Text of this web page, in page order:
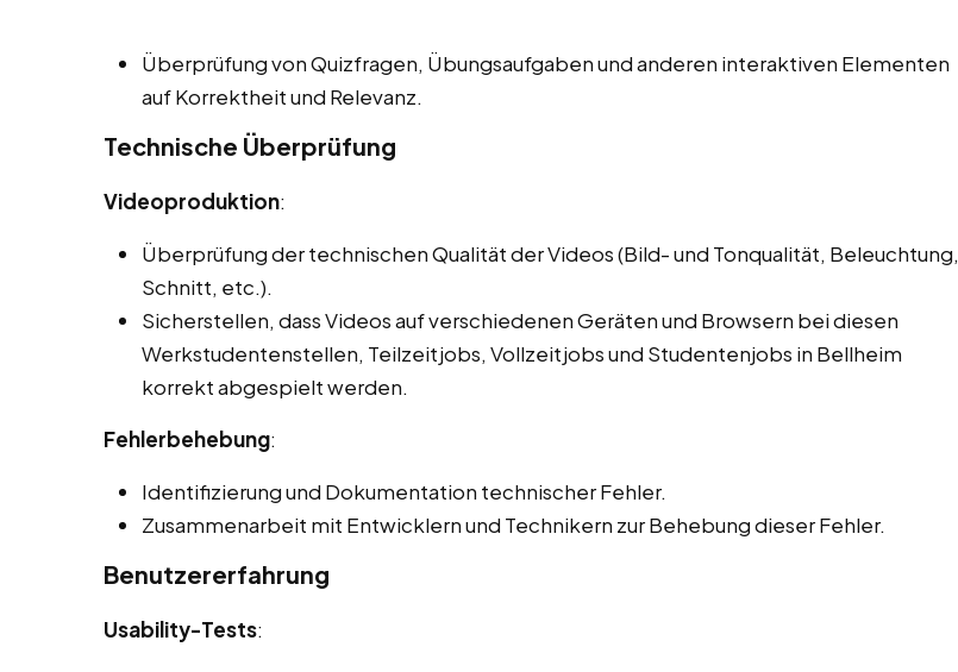
Überprüfung von Quizfragen, Übungsaufgaben und anderen interaktiven Elementen
auf Korrektheit und Relevanz.
Technische Überprüfung
Videoproduktion:
Überprüfung der technischen Qualität der Videos (Bild- und Tonqualität, Beleuchtung,
Schnitt, etc.).
Sicherstellen, dass Videos auf verschiedenen Geräten und Browsern bei diesen
Werkstudentenstellen, Teilzeitjobs, Vollzeitjobs und Studentenjobs in Bellheim
korrekt abgespielt werden.
Fehlerbehebung:
Identifizierung und Dokumentation technischer Fehler.
Zusammenarbeit mit Entwicklern und Technikern zur Behebung dieser Fehler.
Benutzererfahrung
Usability-Tests: